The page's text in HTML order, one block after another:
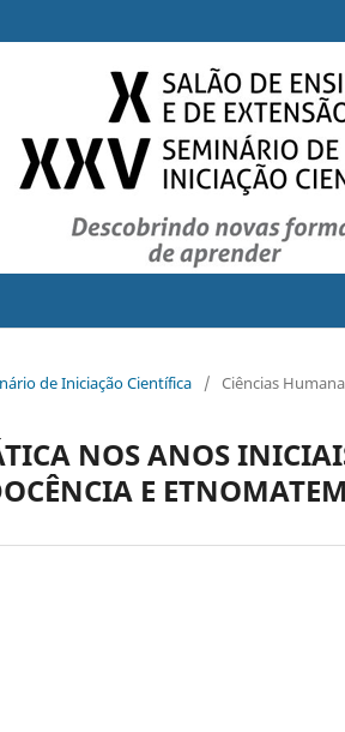
de Iniciação Científica / Ciências
NOS ANOS
E